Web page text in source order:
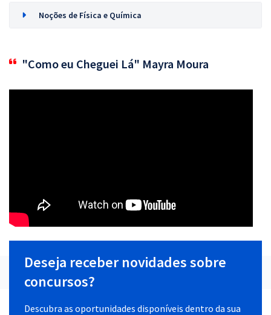
Noções de Física e Química
"Como eu Cheguei Lá" Mayra Moura
Deseja receber novidades sobre
concursos?
Descubra as oportunidades disponíveis dentro da sua